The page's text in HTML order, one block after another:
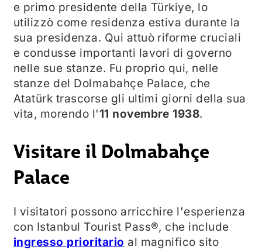
e primo presidente della Türkiye, lo
utilizzò come residenza estiva durante la
sua presidenza. Qui attuò riforme cruciali
e condusse importanti lavori di governo
nelle sue stanze. Fu proprio qui, nelle
stanze del Dolmabahçe Palace, che
Atatürk trascorse gli ultimi giorni della sua
vita, morendo l'11 novembre 1938.
Visitare il Dolmabahçe
Palace
I visitatori possono arricchire l'esperienza
con Istanbul Tourist Pass®, che include
ingresso prioritario al magnifico sito